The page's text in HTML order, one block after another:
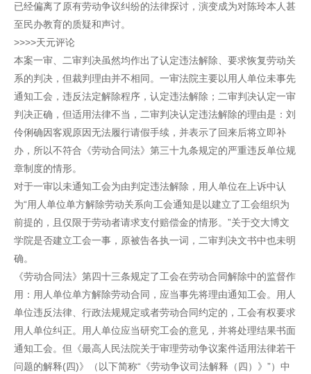
已经偏离了原有劳动争议纠纷的法律探讨，演变成为对陈玲本人甚
至民办教育的质疑和声讨。
>>>>天元评论
本案一审、二审判决虽然均作出了认定违法解除、要求恢复劳动关
系的判决，但裁判理由并不相同。一审法院主要以用人单位未事先
通知工会，违反法定解除程序，认定违法解除；二审判决认定一审
判决正确，但适用法律不当，二审判决认定违法解除的理由是：刘
伶俐确因客观原因无法履行请假手续，并表示了回来后将立即补
办，所以不符合《劳动合同法》第三十九条规定的严重违反单位规
章制度的情形。
对于一审以未通知工会为由判定违法解除，用人单位在上诉中认
为“用人单位单方解除劳动关系向工会通知是以建立了工会组织为
前提的，且仅限于劳动者请求支付赔偿金的情形。”关于交大博文
学院是否建立工会一事，原被告各执一词，二审判决文书中也未明
确。
《劳动合同法》第四十三条规定了工会在劳动合同解除中的监督作
用：用人单位单方解除劳动合同，应当事先将理由通知工会。用人
单位违反法律、行政法规规定或者劳动合同约定的，工会有权要求
用人单位纠正。用人单位应当研究工会的意见，并将处理结果书面
通知工会。但《最高人民法院关于审理劳动争议案件适用法律若干
问题的解释(四)》（以下简称“《劳动争议司法解释（四）》”）中